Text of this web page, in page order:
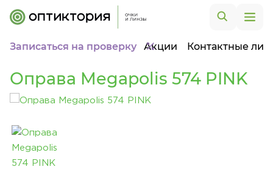
Записаться на проверку Акции Контактные
Оправа Megapolis 574 PINK